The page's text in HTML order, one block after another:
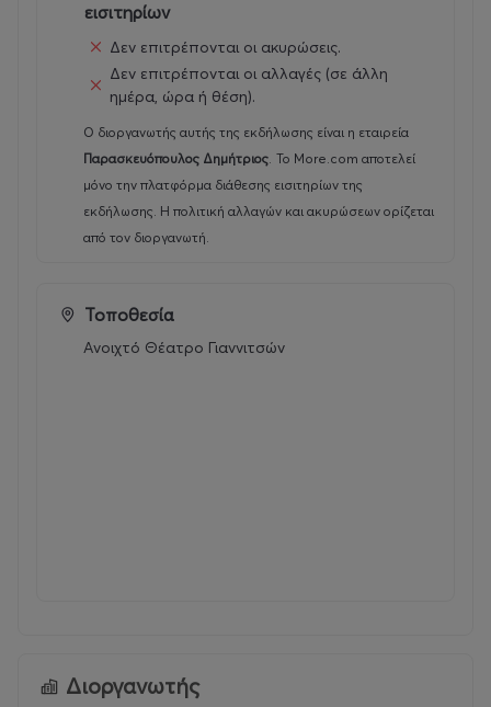
εισιτηρίων
Δεν επιτρέπονται οι ακυρώσεις.
Δεν επιτρέπονται οι αλλαγές (σε άλλη
ημέρα, ώρα ή θέση).
Ο διοργανωτής αυτής της εκδήλωσης είναι η εταιρεία
Παρασκευόπουλος Δημήτριος. Το More.com αποτελεί
μόνο την πλατφόρμα διάθεσης εισιτηρίων της
εκδήλωσης. Η πολιτική αλλαγών και ακυρώσεων ορίζεται
από τον διοργανωτή.
Τοποθεσία
Ανοιχτό Θέατρο Γιαννιτσών
Διοργανωτής